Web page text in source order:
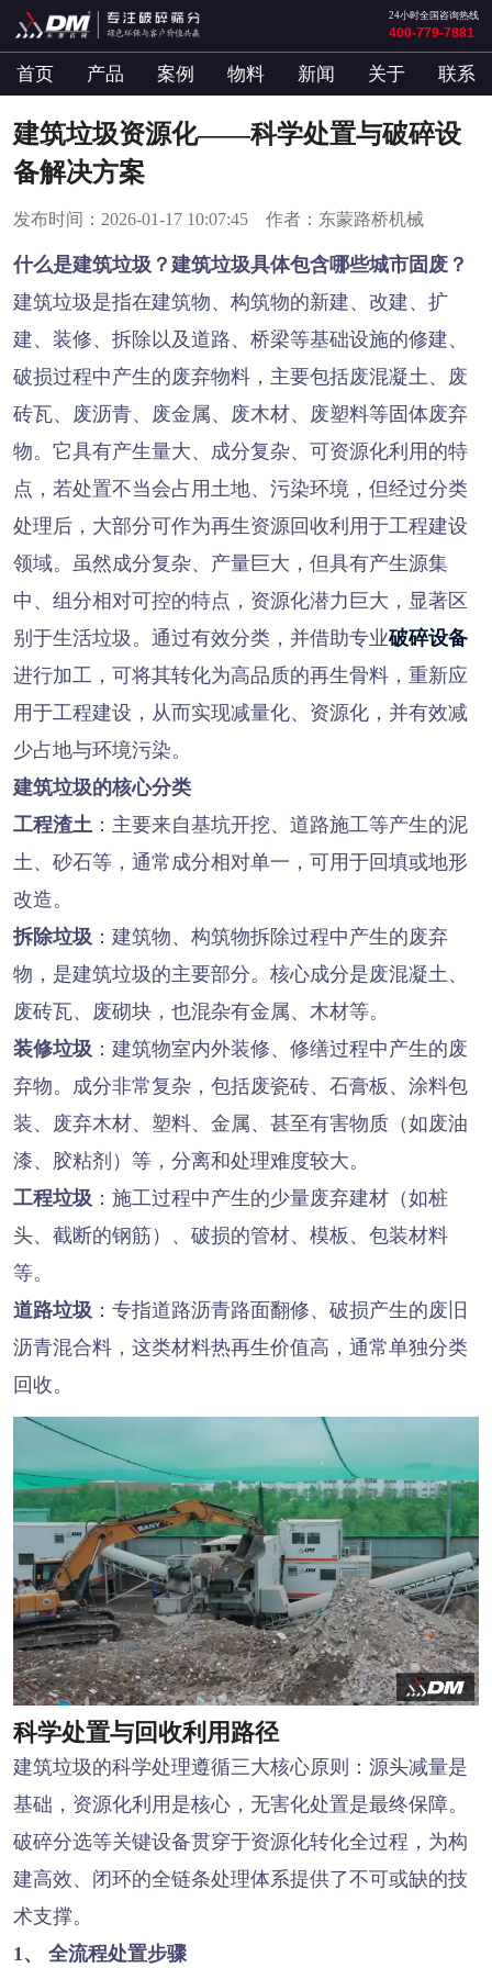
24小时全国咨询热线
400-779-7881
首页 产品 案例 物料 新闻 关于 联系
建筑垃圾资源化——科学处置与破碎设
备解决方案
发布时间：2026-01-17 10:07:45 作者：东蒙路桥机械
什么是建筑垃圾？建筑垃圾具体包含哪些城市固废？
建筑垃圾是指在建筑物、构筑物的新建、改建、扩
建、装修、拆除以及道路、桥梁等基础设施的修建、
破损过程中产生的废弃物料，主要包括废混凝土、废
砖瓦、废沥青、废金属、废木材、废塑料等固体废弃
物。它具有产生量大、成分复杂、可资源化利用的特
点，若处置不当会占用土地、污染环境，但经过分类
处理后，大部分可作为再生资源回收利用于工程建设
领域。虽然成分复杂、产量巨大，但具有产生源集
中、组分相对可控的特点，资源化潜力巨大，显著区
别于生活垃圾。通过有效分类，并借助专业破碎设备
进行加工，可将其转化为高品质的再生骨料，重新应
用于工程建设，从而实现减量化、资源化，并有效减
少占地与环境污染。
建筑垃圾的核心分类
工程渣土：主要来自基坑开挖、道路施工等产生的泥
土、砂石等，通常成分相对单一，可用于回填或地形
改造。
拆除垃圾 ：建筑物、构筑物拆除过程中产生的废弃
物，是建筑垃圾的主要部分。核心成分是废混凝土、
废砖瓦、废砌块，也混杂有金属、木材等。
装修垃圾 ：建筑物室内外装修、修缮过程中产生的废
弃物。成分非常复杂，包括废瓷砖、石膏板、涂料包
装、废弃木材、塑料、金属、甚至有害物质（如废油
漆、胶粘剂）等，分离和处理难度较大。
工程垃圾 ：施工过程中产生的少量废弃建材（如桩
头、截断的钢筋）、破损的管材、模板、包装材料
等。
道路垃圾 ：专指道路沥青路面翻修、破损产生的废旧
沥青混合料，这类材料热再生价值高，通常单独分类
回收。
科学处置与回收利用路径
建筑垃圾的科学处理遵循三大核心原则：源头减量是
基础，资源化利用是核心，无害化处置是最终保障。
破碎分选等关键设备贯穿于资源化转化全过程，为构
建高效、闭环的全链条处理体系提供了不可或缺的技
术支撑。
1、 全流程处置步骤